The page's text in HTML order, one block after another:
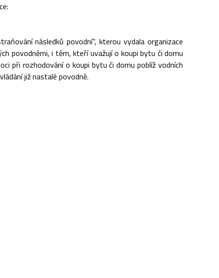
následků povodní", kterou vydala organizace
povodněmi, i těm, kteří uvažují o koupi bytu či domu
při rozhodování o koupi bytu či domu poblíž vodních
již nastalé povodně.